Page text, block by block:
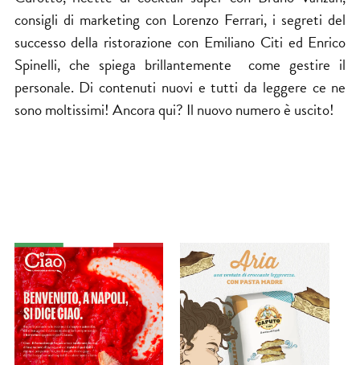
consigli di marketing con Lorenzo Ferrari, i segreti del
successo della ristorazione con Emiliano Citi ed Enrico
Spinelli, che spiega brillantemente come gestire il
personale. Di contenuti nuovi e tutti da leggere ce ne
sono moltissimi! Ancora qui? Il nuovo numero è uscito!